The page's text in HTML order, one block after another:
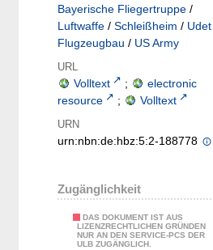
Bayerische Fliegertruppe /
Luftwaffe / Schleißheim / Udet
Flugzeugbau / US Army
URL
Volltext ;
electronic
resource
; Volltext
URN
urn:nbn:de:hbz:5:2-188778
Zugänglichkeit
DAS DOKUMENT IST AUS
LIZENZRECHTLICHEN GRÜNDEN
NUR AN DEN SERVICE-PCS DER
ULB ZUGÄNGLICH.